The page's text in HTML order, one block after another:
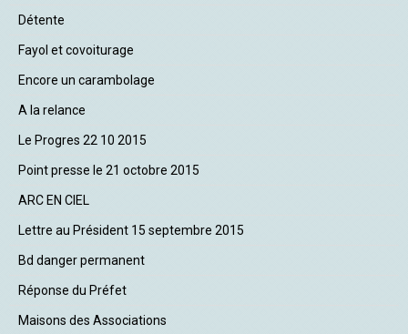
Détente
Fayol et covoiturage
Encore un carambolage
A la relance
Le Progres 22 10 2015
Point presse le 21 octobre 2015
ARC EN CIEL
Lettre au Président 15 septembre 2015
Bd danger permanent
Réponse du Préfet
Maisons des Associations